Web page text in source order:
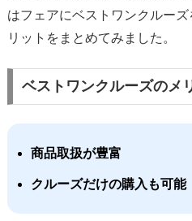
はフェアにベストワンクルー
リットをまとめてみました。
ベストワンクルーズのメ
商品取扱が豊富
クルーズだけの購入も可能